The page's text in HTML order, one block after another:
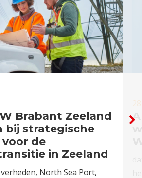
Brabant Zeeland
bij strategische
de
in Zeeland
North Sea Port,